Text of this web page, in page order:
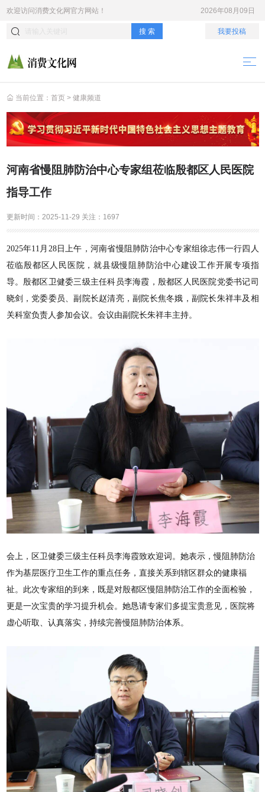
欢迎访问消费文化网官方网站！ 2026年08月09日
搜 索 我要投稿
当前位置： 首页 > 健康频道
河南省慢阻肺防治中心专家组莅临殷都区人民医院
指导工作
更新时间： 2025-11-29 关注： 1697
2025年11月28日上午，河南省慢阻肺防治中心专家组徐志伟一行四人
莅临殷都区人民医院，就县级慢阻肺防治中心建设工作开展专项指
导。殷都区卫健委三级主任科员李海霞，殷都区人民医院党委书记司
晓剑，党委委员、副院长赵清亮，副院长焦冬娥，副院长朱祥丰及相
关科室负责人参加会议。会议由副院长朱祥丰主持。
会上，区卫健委三级主任科员李海霞致欢迎词。她表示，慢阻肺防治
作为基层医疗卫生工作的重点任务，直接关系到辖区群众的健康福
祉。此次专家组的到来，既是对殷都区慢阻肺防治工作的全面检验，
更是一次宝贵的学习提升机会。她恳请专家们多提宝贵意见，医院将
虚心听取、认真落实，持续完善慢阻肺防治体系。